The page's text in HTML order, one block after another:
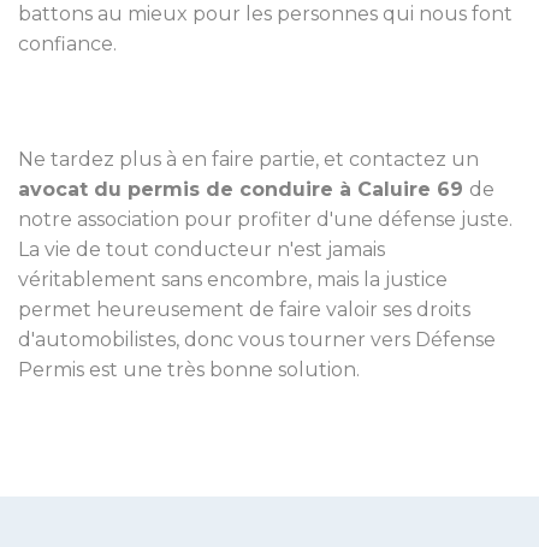
battons au mieux pour les personnes qui nous font
confiance.
Ne tardez plus à en faire partie, et contactez un
avocat du permis de conduire à Caluire 69 de
notre association pour profiter d'une défense juste.
La vie de tout conducteur n'est jamais
véritablement sans encombre, mais la justice
permet heureusement de faire valoir ses droits
d'automobilistes, donc vous tourner vers Défense
Permis est une très bonne solution.